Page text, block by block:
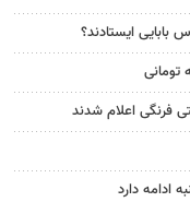
ایستادند؟
تومانی
فرنگی اعلام شدند
ادامه دارد